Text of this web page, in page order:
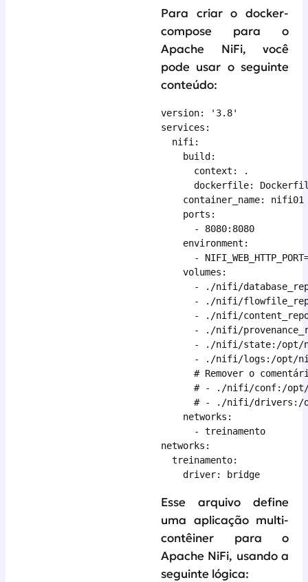
Para criar o docker-
compose para o
Apache NiFi, você
pode usar o seguinte
conteúdo:
version: '3.8'
services:
  nifi:
    build:
      context: .
dockerfile:
    container_name: nifi01
    ports:
      - 8080:8080
    environment:
-
    volumes:
- ./nifi/
- ./nifi/
- ./nifi/
- ./nifi/
- ./nifi/state:/
- ./nifi/logs:/opt/
# Remover o
# - ./nifi/conf:/
# - ./nifi/drivers:/
    networks:
      - treinamento
networks:
  treinamento:
Esse arquivo define
uma aplicação multi-
contêiner para o
Apache NiFi, usando a
seguinte lógica: